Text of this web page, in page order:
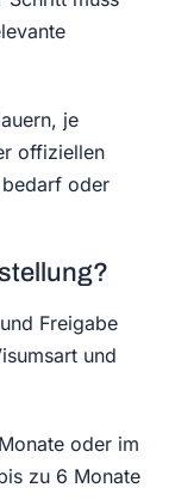
je
offiziellen
oder
Freigabe
und
oder im
zu 6 Monate